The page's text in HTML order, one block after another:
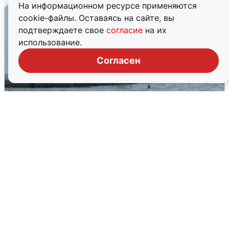
На информационном ресурсе применяются
cookie-файлы. Оставаясь на сайте, вы
подтверждаете свое согласие на их
использование.
Согласен